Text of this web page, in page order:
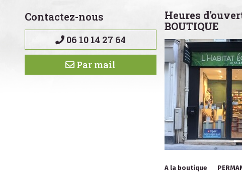
Contactez-nous
06 10 14 27 64
Par mail
Heures
BOUTIQUE
A la boutique